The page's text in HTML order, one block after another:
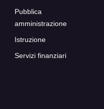
Pubblica
amministrazione
Istruzione
Servizi finanziari